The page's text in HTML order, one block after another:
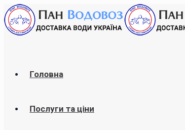
Головна
Послуги та ціни